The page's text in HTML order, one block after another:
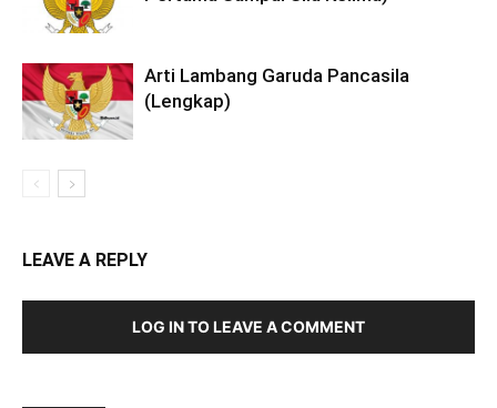
Arti Lambang Garuda Pancasila
(Lengkap)
LEAVE A REPLY
LOG IN TO LEAVE A COMMENT